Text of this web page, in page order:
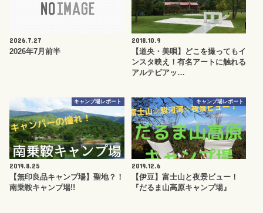
2026.7.27
2026年7月前半
2018.10.9
【道央・美唄】どこを撮ってもイ
ンスタ映え！有名アートに触れる
アルテピアッ…
キャンプ場レポート
2019.8.25
【無印良品キャンプ場】聖地？！
南乗鞍キャンプ場!!
キャンプ場レポート
2019.12.6
【伊豆】富士山と夜景ビュー！
『だるま山高原キャンプ場』